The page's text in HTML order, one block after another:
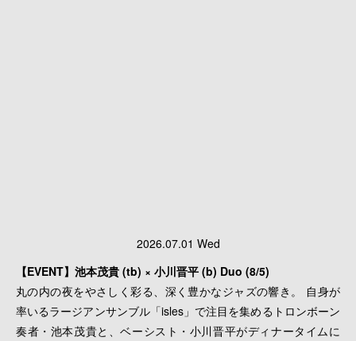
2026.07.01 Wed
【EVENT】池本茂貴 (tb) × 小川晋平 (b) Duo (8/5)
丸の内の夜をやさしく彩る、深く豊かなジャズの響き。 自身が
率いるラージアンサンブル「isles」で注目を集めるトロンボーン
奏者・池本茂貴と、ベーシスト・小川晋平がディナータイムに